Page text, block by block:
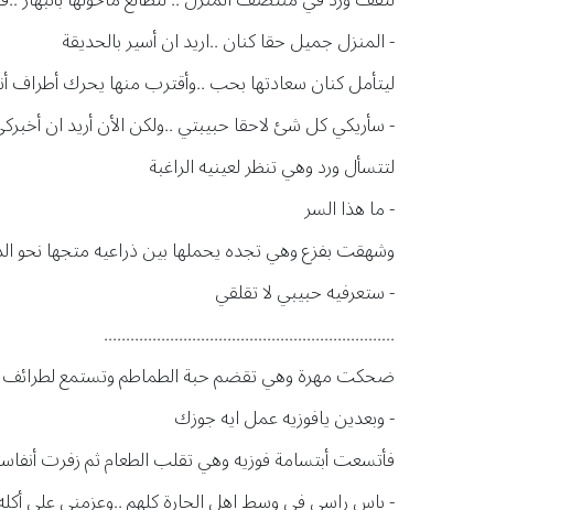
- المنزل جميل حقا كنان ..اريد ان أسير بالحديقة
ليتأمل كنان سعادتها بحب ..وأقترب منها يحرك أطراف
- سأريكي كل شئ لاحقا حبيبتي ..ولكن الأن أريد ان
لتتسأل ورد وهي تنظر لعينيه الراغبة
- ما هذا السر
وشهقت بفزع وهي تجده يحملها بين ذراعيه متجها نحو
- ستعرفيه حبيبي لا تقلقي
..................................................................
ضحكت مهرة وهي تقضم حبة الطماطم وتستمع لطرائف
- وبعدين يافوزيه عمل ايه جوزك
فأتسعت أبتسامة فوزيه وهي تقلب الطعام ثم زفرت